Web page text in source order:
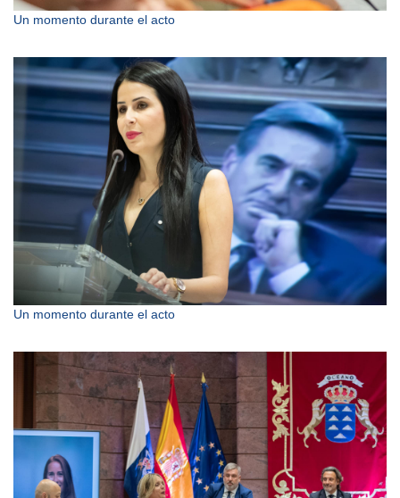
Un momento durante el acto
Un momento durante el acto